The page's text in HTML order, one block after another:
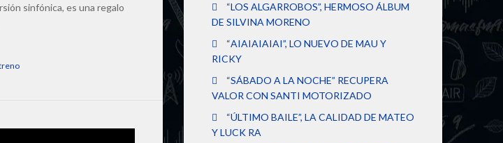
sinfónica, es una regalo
“LOS ALGARROBOS”, HERMOSO ÁLBUM
DE SILVINA MORENO
“AIAIAIAIAI”, LO NUEVO DE MAU Y
RICKY
“SÁBADO A LA NOCHE” RECUPERA
VALOR CON SANTI MOTORIZADO
“ÚLTIMO BAILE”, LA CALIDAD DE MATEO
Y LUCK RA